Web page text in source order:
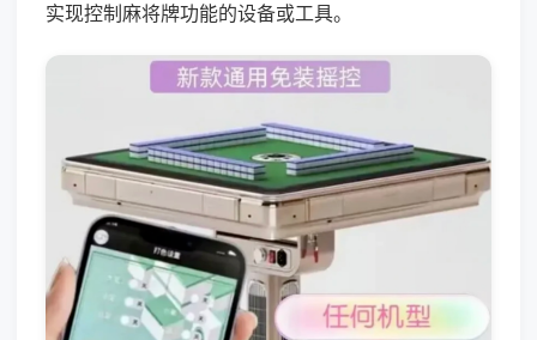
实现控制麻将牌功能的设备或工具。